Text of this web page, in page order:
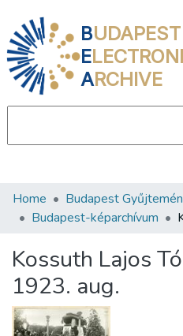
BUDAPEST
E
ARCHIVE
Communities & Collections
Statistics
About us
Home Budapest
Budapest-képarchívum
Kossuth Lajos
1923. aug.